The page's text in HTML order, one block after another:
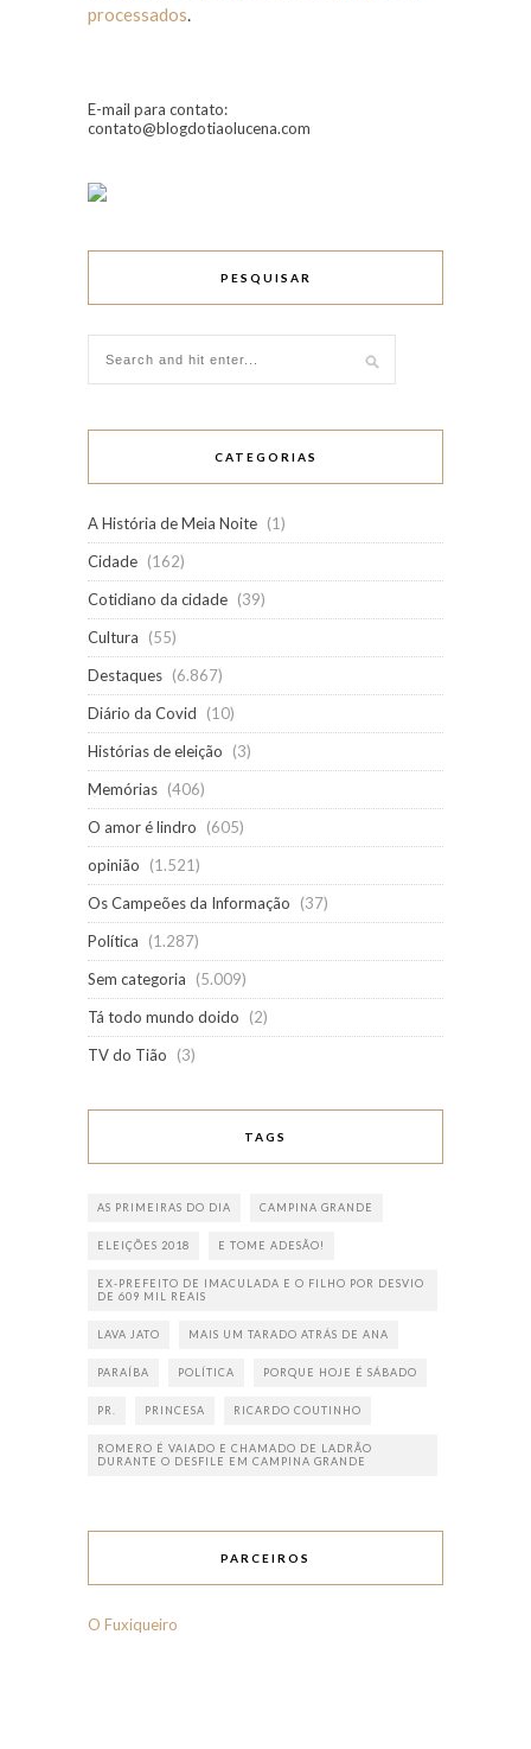
processados.
E-mail para contato:
contato@blogdotiaolucena.com
PESQUISAR
CATEGORIAS
A História de Meia Noite (1)
Cidade (162)
Cotidiano da cidade (39)
Cultura
(55)
Destaques (6.867)
Diário da Covid
(10)
Histórias de eleição
(3)
Memórias (406)
O amor é lindro
(605)
opinião
(1.521)
Os Campeões da Informação
(37)
Política
(1.287)
Sem categoria
(5.009)
Tá todo mundo doido
(2)
TV do Tião
(3)
TAGS
AS PRIMEIRAS DO DIA CAMPINA GRANDE
ELEIÇÕES 2018 E TOME ADESÃO!
EX-PREFEITO DE IMACULADA E O FILHO POR DESVIO
DE 609 MIL REAIS
LAVA JATO MAIS UM TARADO ATRÁS DE ANA
PARAÍBA POLÍTICA PORQUE HOJE É SÁBADO
PR. PRINCESA RICARDO COUTINHO
ROMERO É VAIADO E CHAMADO DE LADRÃO
DURANTE O DESFILE EM CAMPINA GRANDE
PARCEIROS
O Fuxiqueiro